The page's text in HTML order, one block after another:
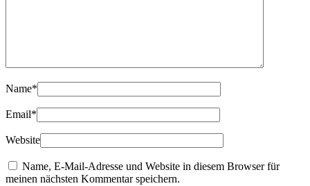
Name*
Email*
Website
Name, E-Mail-Adresse und Website in diesem Browser für
meinen nächsten Kommentar speichern.